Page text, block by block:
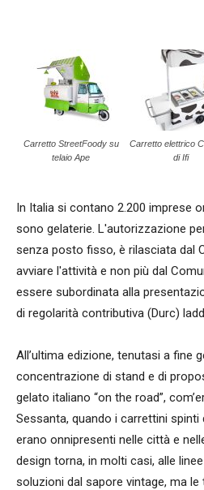
Carretto StreetFoody su
telaio Ape
Carretto elettrico
di Ifi
In Italia si contano 2.200 imprese
sono gelaterie. L'autorizzazione
senza posto fisso, è rilasciata dal
avviare l'attività e non più dal
essere subordinata alla
di regolarità contributiva (Durc)
All’ultima edizione, tenutasi a fine
concentrazione di stand e di
gelato italiano “on the road”,
Sessanta, quando i carrettini
erano onnipresenti nelle città e
design torna, in molti casi, alle
soluzioni dal sapore vintage, ma